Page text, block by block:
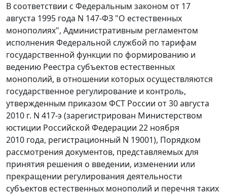
В соответствии с Федеральным законом от 17
августа 1995 года N 147-ФЗ "О естественных
монополиях", Административным регламентом
исполнения Федеральной службой по тарифам
государственной функции по формированию и
ведению Реестра субъектов естественных
монополий, в отношении которых осуществляются
государственное регулирование и контроль,
утвержденным приказом ФСТ России от 30 августа
2010 г. N 417-э (зарегистрирован Министерством
юстиции Российской Федерации 22 ноября
2010 года, регистрационный N 19001), Порядком
рассмотрения документов, представляемых для
принятия решения о введении, изменении или
прекращении регулирования деятельности
субъектов естественных монополий и перечня таких